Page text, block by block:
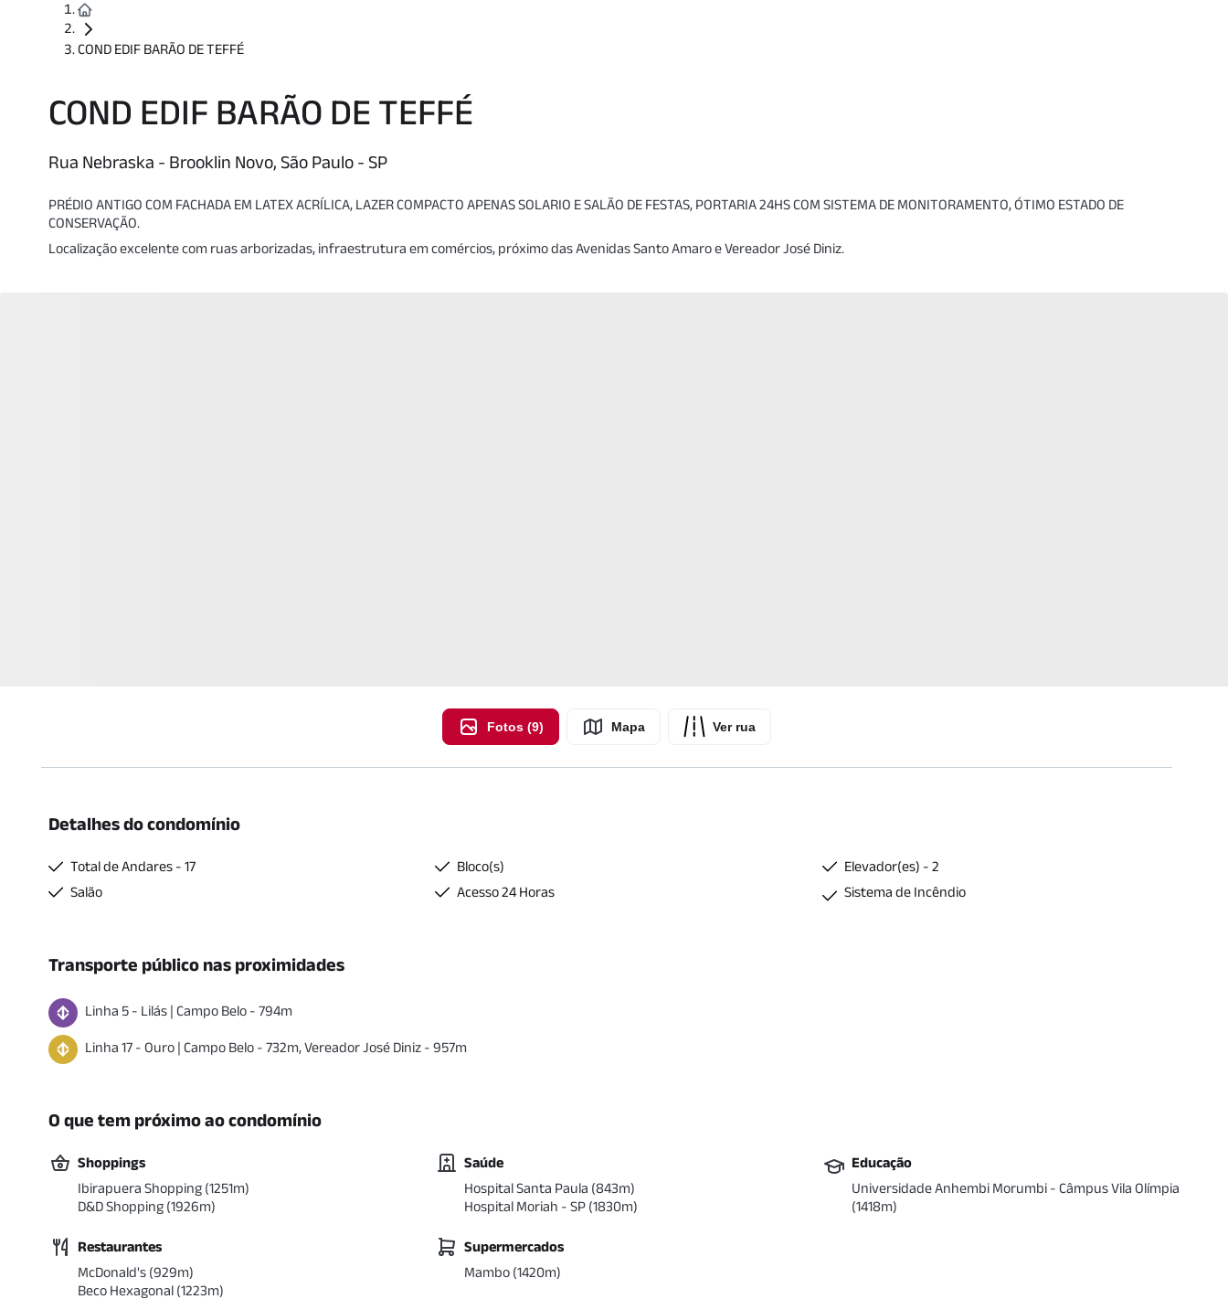
COND EDIF BARÃO DE TEFFÉ
COND EDIF BARÃO DE TEFFÉ
Rua Nebraska - Brooklin Novo, São Paulo - SP
PRÉDIO ANTIGO COM FACHADA EM LATEX ACRÍLICA, LAZER COMPACTO APENAS SOLARIO E SALÃO DE FESTAS, PORTARIA 24HS COM SISTEMA DE MONITORAMENTO, ÓTIMO ESTADO DE
CONSERVAÇÃO.
Localização excelente com ruas arborizadas, infraestrutura em comércios, próximo das Avenidas Santo Amaro e Vereador José Diniz.
Fotos (9) Mapa Ver rua
Detalhes do condomínio
Total de Andares - 17 Bloco(s)
Elevador(es) - 2
Salão
Acesso 24 Horas Sistema de Incêndio
Transporte público nas proximidades
Linha 5 - Lilás | Campo Belo - 794m
Linha 17 - Ouro | Campo Belo - 732m,Vereador José Diniz - 957m
O que tem próximo ao condomínio
Shoppings
Ibirapuera Shopping (1251m)
D&D Shopping (1926m)
Saúde
Hospital Santa Paula (843m)
Hospital Moriah - SP (1830m)
Educação
Universidade Anhembi Morumbi - Câmpus Vila Olímpia
(1418m)
Restaurantes
McDonald's (929m)
Beco Hexagonal (1223m)
Supermercados
Mambo (1420m)